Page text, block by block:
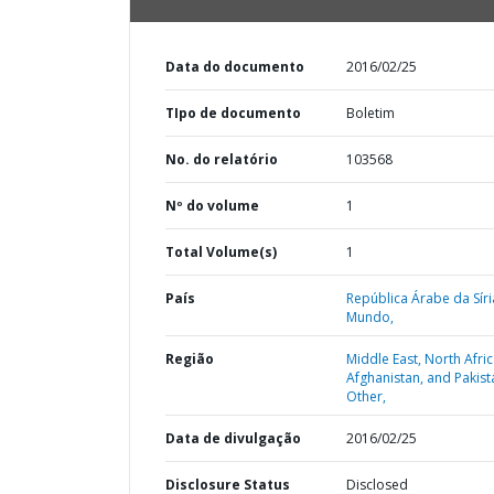
Data do documento 2016/02/25
TIpo de documento Boletim
No. do relatório 103568
Nº do volume 1
Total Volume(s) 1
País
República Árabe da
Mundo,
Região
Middle East, North
Afghanistan, and
Other,
Data de divulgação 2016/02/25
Disclosure Status Disclosed